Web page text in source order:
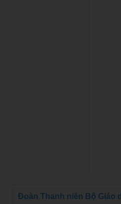
Đoàn Thanh niên Bộ Giáo d